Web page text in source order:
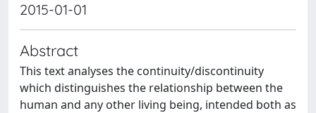
2015-01-01
Abstract
This text analyses the continuity/discontinuity
which distinguishes the relationship between the
human and any other living being, intended both as